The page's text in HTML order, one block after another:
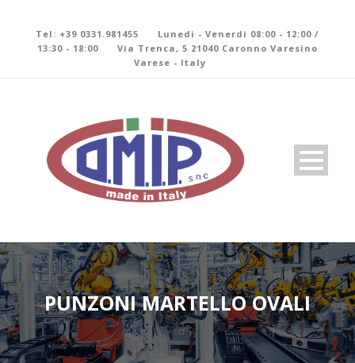
Tel: +39 0331.981455
Lunedi - Venerdi 08:00 - 12:00 /
13:30 - 18:00
Via Trenca, 5 21040 Caronno Varesino
Varese - Italy
PUNZONI MARTELLO OVALI